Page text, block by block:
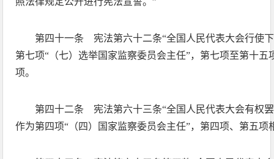
第四十一条 宪法第六十二条“全国人民代表大会行使
第七项“（七）选举国家监察委员会主任”，第七项至第十
项。
第四十二条 宪法第六十三条“全国人民代表大会有权
作为第四项“（四）国家监察委员会主任”，第四项、第五项